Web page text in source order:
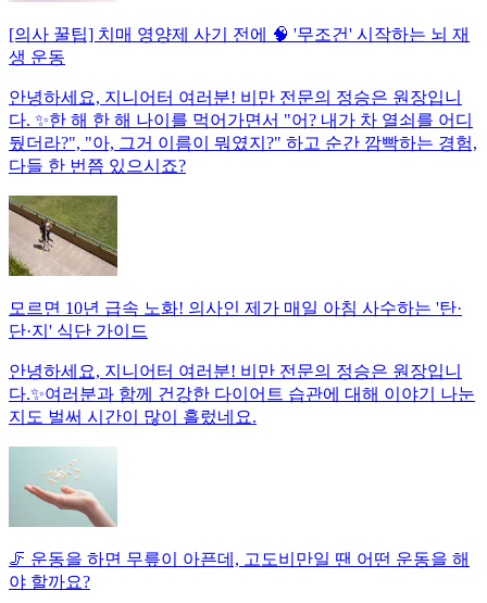
[의사 꿀팁] 치매 영양제 사기 전에 🧠 '무조건' 시작하는 뇌 재
생 운동
안녕하세요, 지니어터 여러분! 비만 전문의 정승은 원장입니
다. ✨한 해 한 해 나이를 먹어가면서 "어? 내가 차 열쇠를 어디
뒀더라?", "아, 그거 이름이 뭐였지?" 하고 순간 깜빡하는 경험,
다들 한 번쯤 있으시죠?
모르면 10년 급속 노화! 의사인 제가 매일 아침 사수하는 '탄·
단·지' 식단 가이드
안녕하세요, 지니어터 여러분! 비만 전문의 정승은 원장입니
다.✨여러분과 함께 건강한 다이어트 습관에 대해 이야기 나눈
지도 벌써 시간이 많이 흘렀네요.
🦵 운동을 하면 무릎이 아픈데, 고도비만일 땐 어떤 운동을 해
야 할까요?